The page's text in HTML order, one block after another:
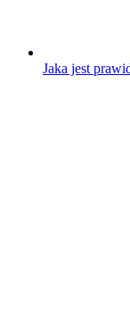
Jaka jest